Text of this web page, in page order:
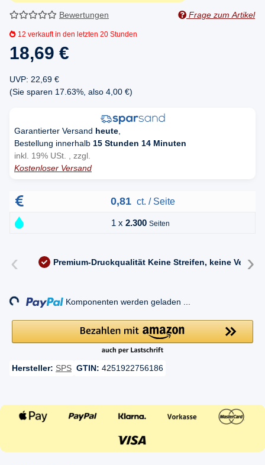
Bewertungen Frage zum Artikel
12 verkauft in den letzten 20 Stunden
18,69 €
UVP: 22,69 €
(Sie sparen 17.63% , also 4,00 €)
Garantierter Versand heute
Bestellung innerhalb 15 Stunden 14 Minuten
inkl. 19% USt. , zzgl.
Kostenloser Versand
0,81 ct. / Seite
1 x 2.300 Seiten
‹ Premium-Druckqualität Keine Streifen, keine ›
Loading... Komponenten werden geladen ...
Hersteller: SPS GTIN: 4251922756186